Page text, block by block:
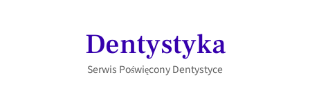
Dentystyka
Serwis Poświęcony Dentystyce